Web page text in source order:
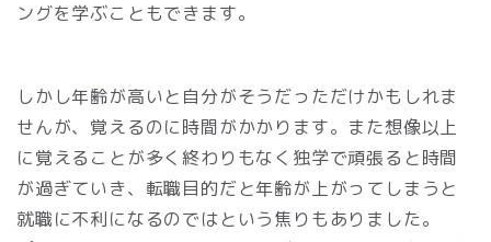
ングを学ぶこともできます。
しかし年齢が高いと自分がそうだっただけかもしれま
せんが、覚えるのに時間がかかります。また想像以上
に覚えることが多く終わりもなく独学で頑張ると時間
が過ぎていき、転職目的だと年齢が上がってしまうと
就職に不利になるのではという焦りもありました。